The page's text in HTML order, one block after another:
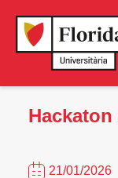
21/01/2026